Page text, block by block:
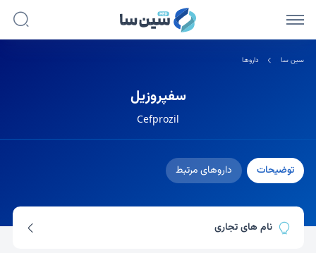
سین سا داروها
سفپروزیل
Cefprozil
توضیحات داروهای مرتبط
نام های تجاری